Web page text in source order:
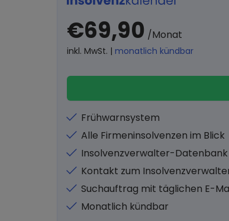
€69,90 /Monat
inkl. MwSt. | monatlich kündbar
Frühwarnsystem
Alle Firmeninsolvenzen im Blick
Insolvenzverwalter-Datenbank
Kontakt zum
Suchauftrag mit täglichen E-
Monatlich kündbar